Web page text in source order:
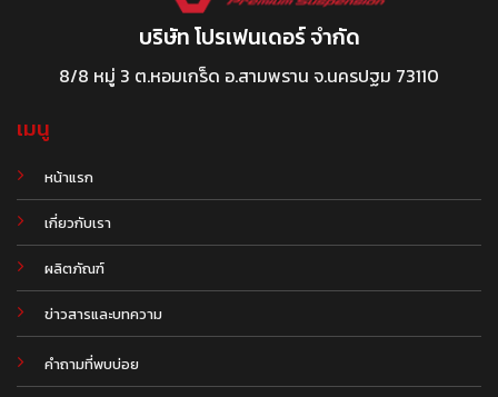
บริษัท โปรเฟนเดอร์ จำกัด
8/8 หมู่ 3 ต.หอมเกร็ด อ.สามพราน จ.นครปฐม 73110
เมนู
หน้าแรก
เกี่ยวกับเรา
ผลิตภัณฑ์
ข่าวสารและบทความ
.
คำถามที่พบบ่อย